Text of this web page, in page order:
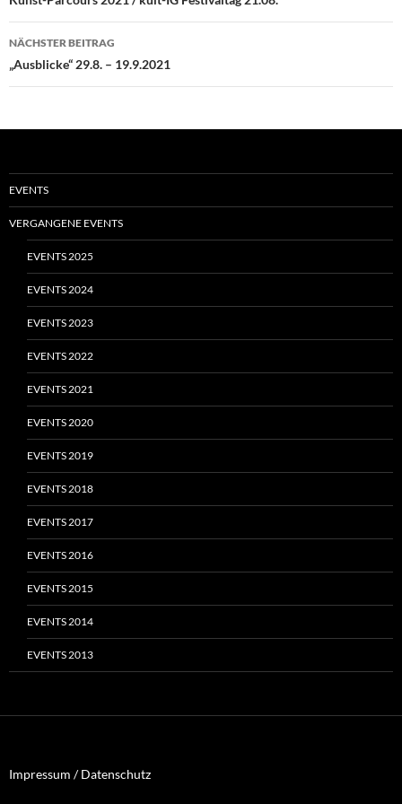
NÄCHSTER BEITRAG
„Ausblicke“ 29.8. – 19.9.2021
EVENTS
VERGANGENE EVENTS
EVENTS 2025
EVENTS 2024
EVENTS 2023
EVENTS 2022
EVENTS 2021
EVENTS 2020
EVENTS 2019
EVENTS 2018
EVENTS 2017
EVENTS 2016
EVENTS 2015
EVENTS 2014
EVENTS 2013
Impressum / Datenschutz